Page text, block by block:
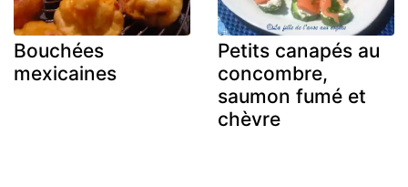
Bouchées
mexicaines
Petits canapés au
concombre,
saumon fumé et
chèvre